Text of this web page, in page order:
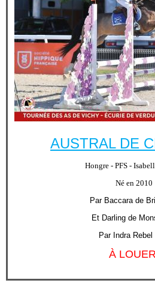
AUSTRAL DE
Hongre - PFS -
Né en 2010
Par Baccara de
Et Darling de
Par Indra Rebel
À LOUER